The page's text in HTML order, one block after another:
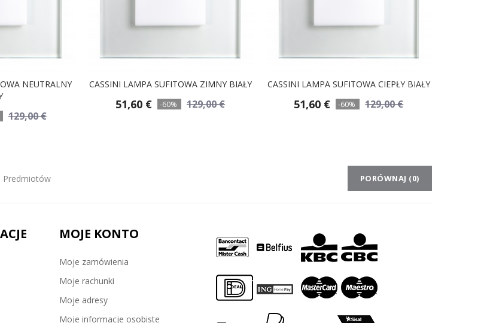
NEUTRALNY
129,00 €
CASSINI LAMPA SUFITOWA ZIMNY BIAŁY
51,60 € -60% 129,00 €
CASSINI LAMPA SUFITOWA CIEPŁY BIAŁY
51,60 € -60% 129,00 €
PORÓWNAJ (0)
Predmiotów
MOJE KONTO
Moje zamówienia
Moje rachunki
Moje adresy
Moje informacje osobiste